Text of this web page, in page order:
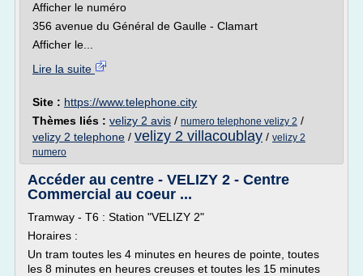
Afficher le numéro
356 avenue du Général de Gaulle - Clamart
Afficher le...
Lire la suite
Site : https://www.telephone.city
Thèmes liés : velizy 2 avis / numero telephone velizy 2 /
velizy 2 telephone / velizy 2 villacoublay / velizy 2
numero
Accéder au centre - VELIZY 2 - Centre
Commercial au coeur ...
Tramway - T6 : Station "VELIZY 2"
Horaires :
Un tram toutes les 4 minutes en heures de pointe, toutes
les 8 minutes en heures creuses et toutes les 15 minutes